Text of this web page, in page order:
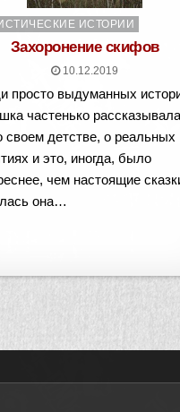
ИСТОРИИ
Захоронение скифов
10.12.2019
просто выдуманных
частенько
своем детстве, о реальных
и это, иногда, было
чем настоящие
она…